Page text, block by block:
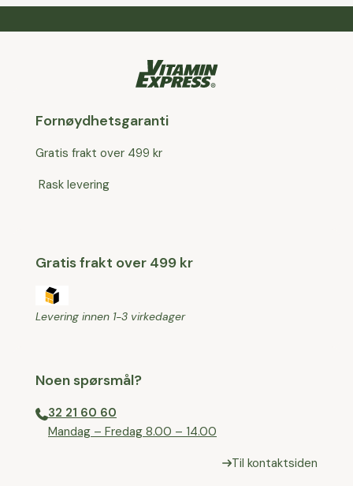
Fornøydhetsgaranti
Gratis frakt over 499 kr
Rask levering
Gratis frakt over 499 kr
Levering innen 1-3 virkedager
Noen spørsmål?
32 21 60 60
⁠Mandag – Fredag 8.00 – 14.00
Til kontaktsiden